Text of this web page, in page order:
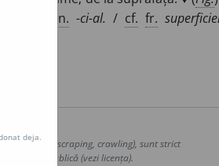
[
Pron. -ci-al. / cf. fr.
(web scraping, crawling), sunt strict
utilizare publică (vezi licența).
deja.